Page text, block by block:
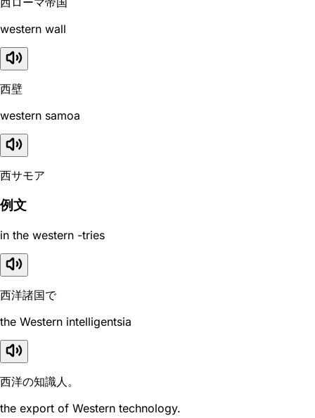
western wall
西壁
western samoa
西サモア
例文
in the western -tries
西洋諸国で
the Western intelligentsia
西洋の知識人。
the export of Western technology.